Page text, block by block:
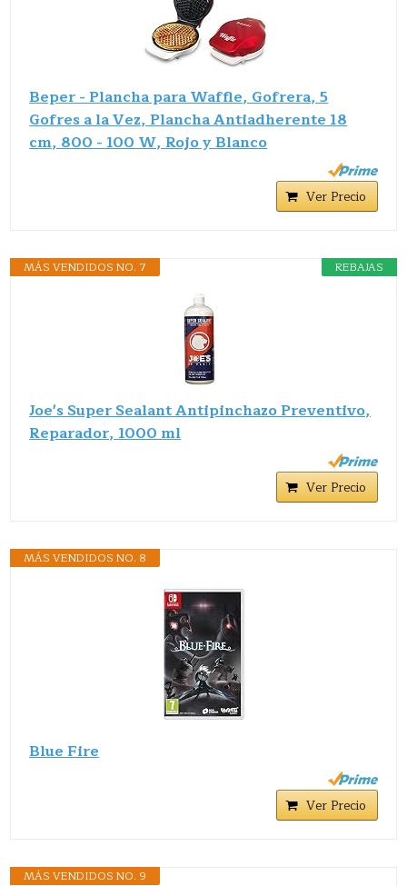
Beper - Plancha para Waffle, Gofrera, 5
Gofres a la Vez, Plancha Antiadherente 18
cm, 800 - 100 W, Rojo y Blanco
Ver Precio
REBAJAS
MÁS VENDIDOS NO. 7
Joe's Super Sealant Antipinchazo Preventivo,
Reparador, 1000 ml
Ver Precio
MÁS VENDIDOS NO. 8
Blue Fire
Ver Precio
MÁS VENDIDOS NO. 9